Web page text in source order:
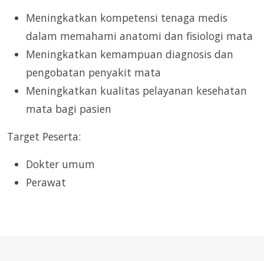
Meningkatkan kompetensi tenaga medis
dalam memahami anatomi dan fisiologi mata
Meningkatkan kemampuan diagnosis dan
pengobatan penyakit mata
Meningkatkan kualitas pelayanan kesehatan
mata bagi pasien
Target Peserta:
Dokter umum
Perawat